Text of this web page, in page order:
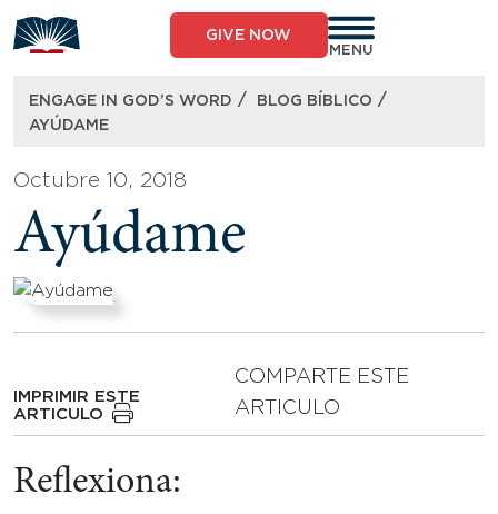
to
content
GIVE NOW
MENU
ENGAGE IN GOD’S WORD / BLOG BÍBLICO /
AYÚDAME
Octubre 10, 2018
Ayúdame
IMPRIMIR ESTE
ARTICULO
COMPARTE ESTE
ARTICULO
Reflexiona: